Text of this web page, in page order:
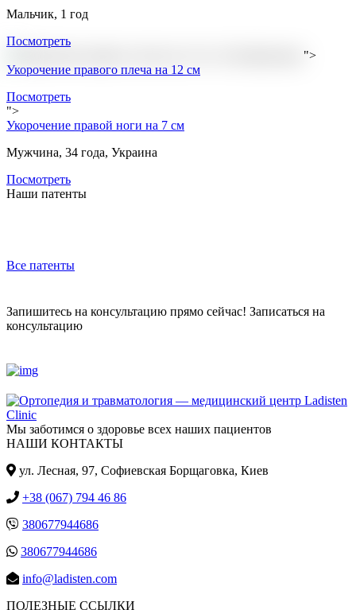
Мальчик, 1 год
Посмотреть
">
Укорочение правого плеча на 12 см
Посмотреть
">
Укорочение правой ноги на 7 см
Мужчина, 34 года, Украина
Посмотреть
Наши патенты
Все патенты
Запишитесь на консультацию прямо сейчас! Записаться на
консультацию
Мы заботимся о здоровье всех наших пациентов
НАШИ КОНТАКТЫ
ул. Лесная, 97, Cофиевская Борщаговка, Киев
+38 (067) 794 46 86
380677944686
380677944686
info@ladisten.com
ПОЛЕЗНЫЕ ССЫЛКИ